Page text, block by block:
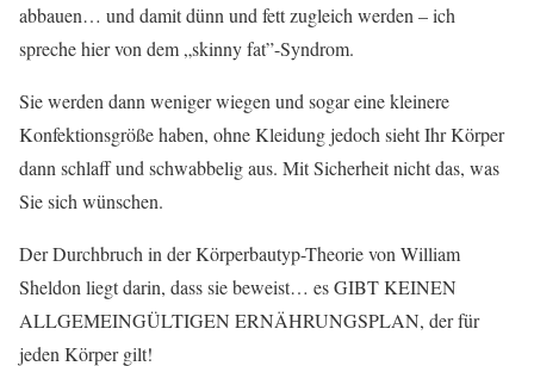
abbauen… und damit dünn und fett zugleich werden – ich
spreche hier von dem „skinny fat”-Syndrom.
Sie werden dann weniger wiegen und sogar eine kleinere
Konfektionsgröße haben, ohne Kleidung jedoch sieht Ihr Körper
dann schlaff und schwabbelig aus. Mit Sicherheit nicht das, was
Sie sich wünschen.
Der Durchbruch in der Körperbautyp-Theorie von William
Sheldon liegt darin, dass sie beweist… es GIBT KEINEN
ALLGEMEINGÜLTIGEN ERNÄHRUNGSPLAN, der für
jeden Körper gilt!